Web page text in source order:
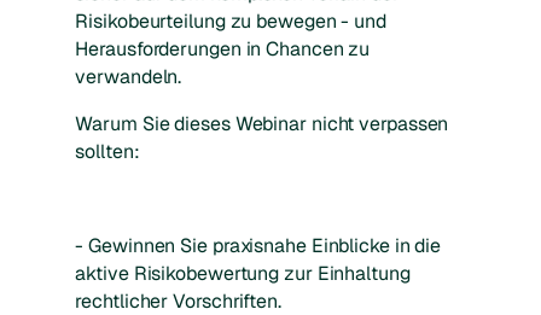
Risikobeurteilung zu bewegen - und
Herausforderungen in Chancen zu
verwandeln.
Warum Sie dieses Webinar nicht verpassen
sollten:
- Gewinnen Sie praxisnahe Einblicke in die
aktive Risikobewertung zur Einhaltung
rechtlicher Vorschriften.